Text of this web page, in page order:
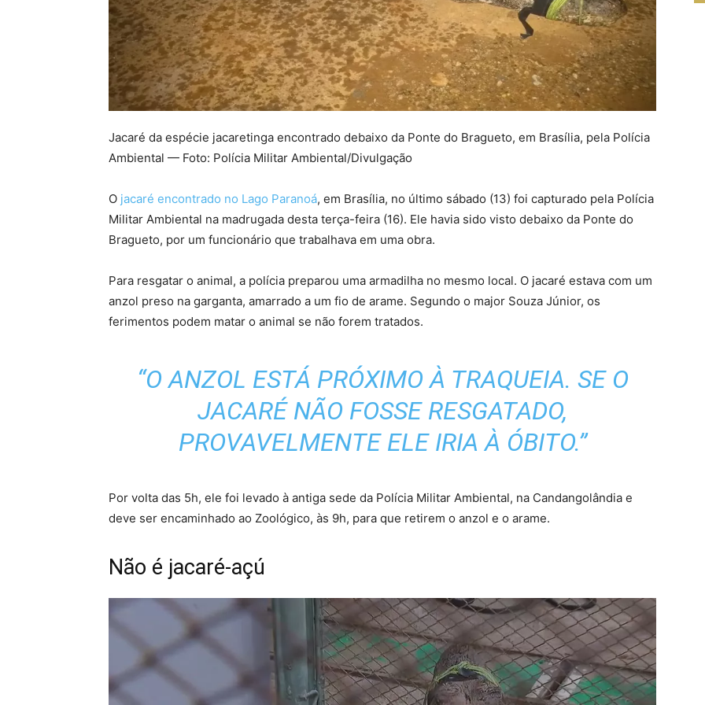
Jacaré da espécie jacaretinga encontrado debaixo da Ponte do Bragueto, em Brasília, pela Polícia
Ambiental — Foto: Polícia Militar Ambiental/Divulgação
O jacaré encontrado no Lago Paranoá, em Brasília, no último sábado (13) foi capturado pela Polícia
Militar Ambiental na madrugada desta terça-feira (16). Ele havia sido visto debaixo da Ponte do
Bragueto, por um funcionário que trabalhava em uma obra.
Para resgatar o animal, a polícia preparou uma armadilha no mesmo local. O jacaré estava com um
anzol preso na garganta, amarrado a um fio de arame. Segundo o major Souza Júnior, os
ferimentos podem matar o animal se não forem tratados.
“O ANZOL ESTÁ PRÓXIMO À TRAQUEIA. SE O
JACARÉ NÃO FOSSE RESGATADO,
PROVAVELMENTE ELE IRIA À ÓBITO.”
Por volta das 5h, ele foi levado à antiga sede da Polícia Militar Ambiental, na Candangolândia e
deve ser encaminhado ao Zoológico, às 9h, para que retirem o anzol e o arame.
Não é jacaré-açú